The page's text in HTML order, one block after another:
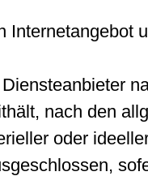
Internetangebot
nach den
oder